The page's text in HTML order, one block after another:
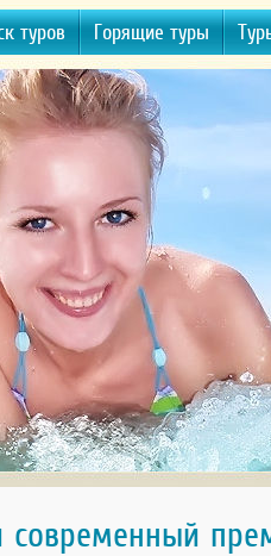
туров Горящие туры